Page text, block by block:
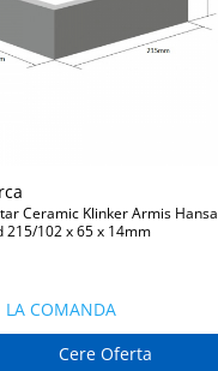
Ceramic Klinker Armis Hansa
215/102 x 65 x 14mm
LA COMANDA
Cere Oferta